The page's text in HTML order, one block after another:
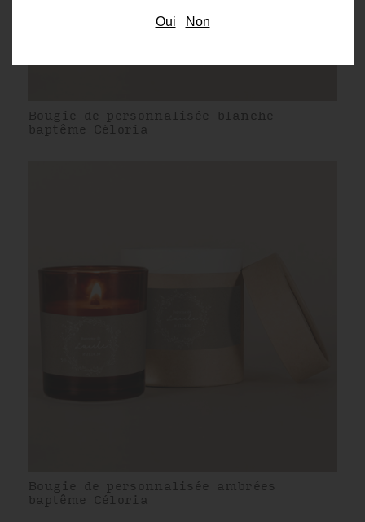
Bougie de personnalisée blanche
baptême Céloria
Bougie de personnalisée ambrées
baptême Céloria
Oui Non